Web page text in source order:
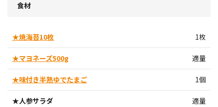
食材
★焼海苔10枚 1枚
★マヨネーズ500g 適量
★味付き半熟ゆでたまご 1個
★人参サラダ 適量